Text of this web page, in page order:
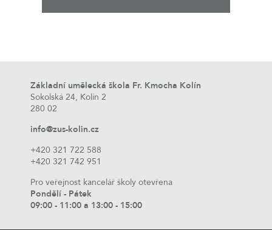
Základní umělecká škola Fr. Kmocha Kolín
Sokolská 24, Kolín 2
280 02
info@zus-kolin.cz
+420 321 722 588
+420 321 742 951
Pro veřejnost kancelář školy otevřena
Pondělí - Pátek
09:00 - 11:00 a 13:00 - 15:00